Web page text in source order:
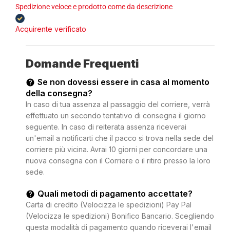
Spedizione veloce e prodotto come da descrizione
Acquirente verificato
Domande Frequenti
Se non dovessi essere in casa al momento
della consegna?
In caso di tua assenza al passaggio del corriere, verrà
effettuato un secondo tentativo di consegna il giorno
seguente. In caso di reiterata assenza riceverai
un'email a notificarti che il pacco si trova nella sede del
corriere più vicina. Avrai 10 giorni per concordare una
nuova consegna con il Corriere o il ritiro presso la loro
sede.
Quali metodi di pagamento accettate?
Carta di credito (Velocizza le spedizioni) Pay Pal
(Velocizza le spedizioni) Bonifico Bancario. Scegliendo
questa modalità di pagamento quando riceverai l'email